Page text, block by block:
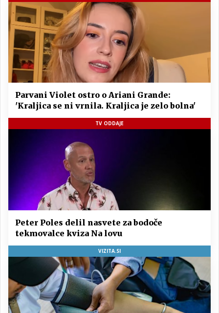
Parvani Violet ostro o Ariani Grande:
'Kraljica se ni vrnila. Kraljica je zelo bolna'
TV ODDAJE
Peter Poles delil nasvete za bodoče
tekmovalce kviza Na lovu
VIZITA.SI